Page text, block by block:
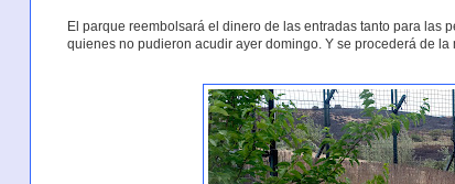
El parque reembolsará el dinero de las entradas tanto para las
quienes no pudieron acudir ayer domingo. Y se procederá de